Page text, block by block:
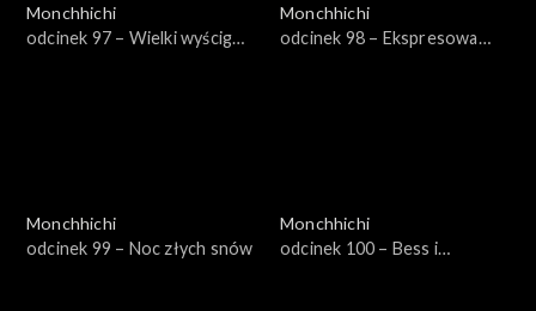
Monchhichi
odcinek 97 – Wielki wyścig
Monchhichi
odcinek 98 – Ekspresowa
Monchhichi
odcinek 99 – Noc złych snów
Monchhichi
odcinek 100 – Bess i